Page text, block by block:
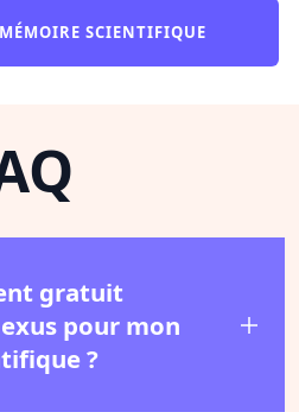
SCIENTIFIQUE
gratuit
pour mon
?